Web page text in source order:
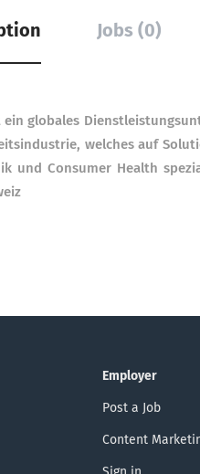
Jobs (0)
ein globales
welches auf
und Consumer Health
Employer
Post a Job
Content